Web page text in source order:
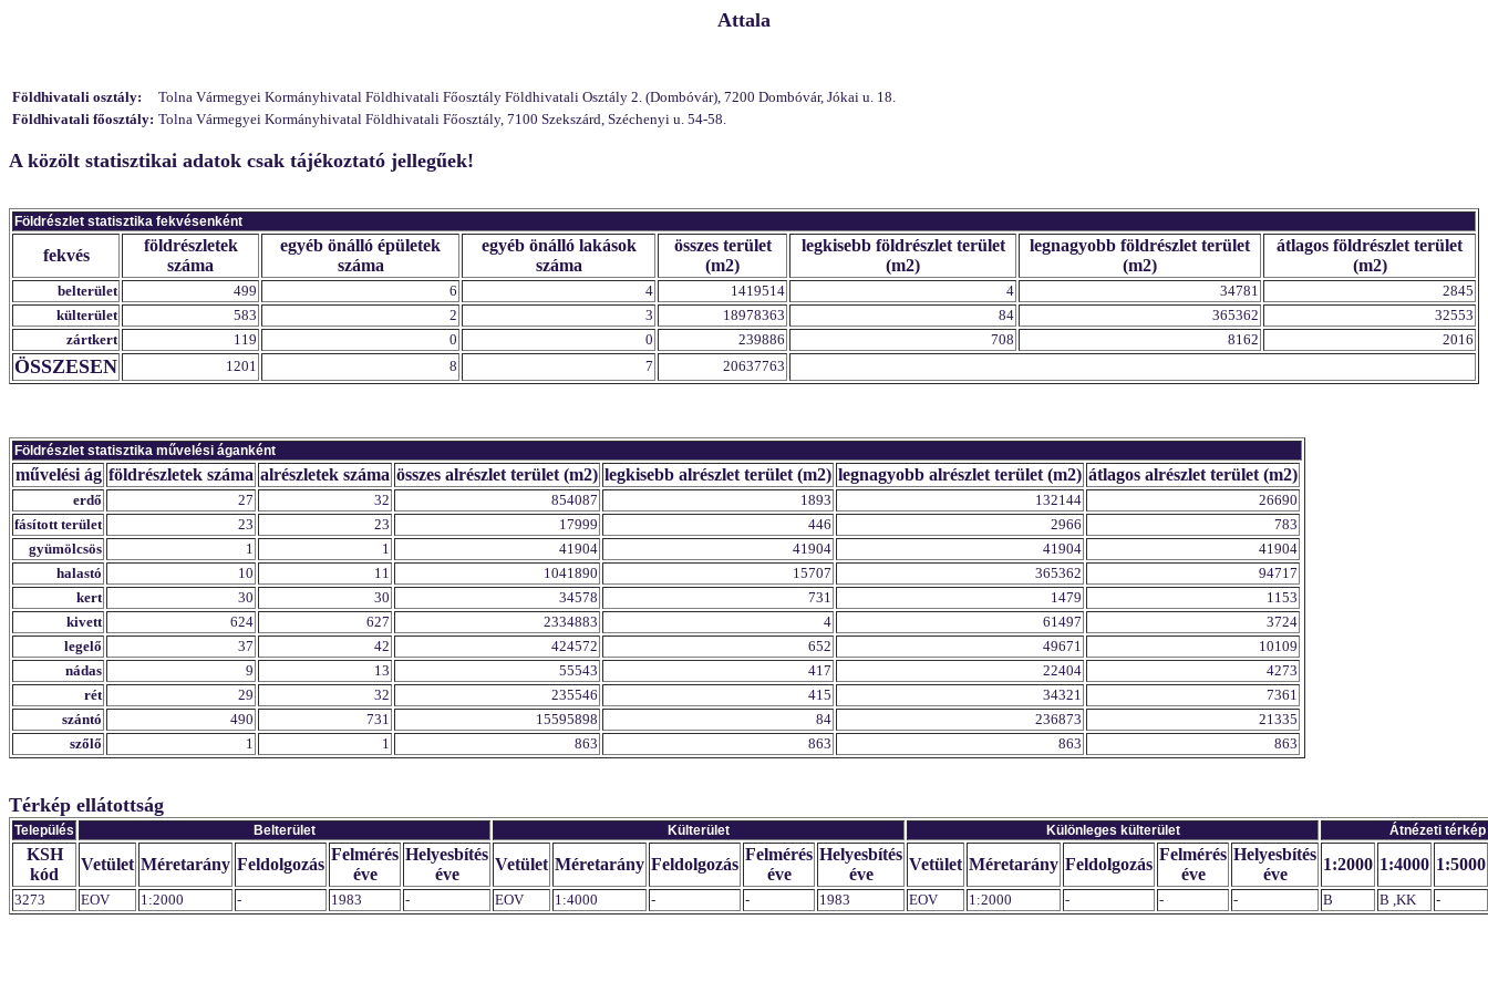
Attala
Földhivatali osztály:
Tolna Vármegyei Kormányhivatal Földhivatali Főosztály Földhivatali Osztály 2. (Dombóvár), 7200 Dombóvár, Jókai u. 18.
Földhivatali főosztály: Tolna Vármegyei Kormányhivatal Földhivatali Főosztály, 7100 Szekszárd, Széchenyi u. 54-58.
A közölt statisztikai adatok csak tájékoztató jellegűek!
Földrészlet statisztika fekvésenként
fekvés
földrészletek
száma
egyéb önálló épületek
száma
egyéb önálló lakások
száma
összes terület
(m2)
legkisebb földrészlet terület
(m2)
legnagyobb földrészlet terület
(m2)
átlagos földrészlet terület
(m2)
belterület 499 6 4 1419514 4 34781
2845
külterület
583 2 3 18978363 84 365362
32553
zártkert
119 0 0 239886 708 8162 2016
ÖSSZESEN 1201 8 7 20637763
Földrészlet statisztika művelési áganként
művelési ág földrészletek száma alrészletek száma összes alrészlet terület (m2) legkisebb alrészlet terület (m2) legnagyobb alrészlet terület (m2) átlagos alrészlet terület (m2)
erdő 27 32 854087 1893 132144
26690
fásított terület
23 23 17999 446 2966
783
gyümölcsös
1 1 41904 41904 41904
41904
halastó
10 11 1041890 15707 365362
94717
kert
30 30 34578 731 1479
1153
kivett
624 627 2334883 4 61497
3724
legelő
37 42 424572 652 49671
10109
nádas
9 13 55543 417 22404
4273
rét
29 32 235546 415 34321
7361
szántó
490 731 15595898 84 236873
21335
szőlő
1 1 863 863 863 863
Térkép ellátottság
Település Belterület Külterület Különleges külterület Átnézeti térkép
KSH
kód
Vetület Méretarány Feldolgozás
Felmérés
éve
Helyesbítés
éve
Vetület Méretarány Feldolgozás
Felmérés
éve
Helyesbítés
éve
Vetület Méretarány Feldolgozás
Felmérés
éve
Helyesbítés
éve
1:2000 1:4000 1:5000
3273 EOV 1:2000 - 1983 - EOV 1:4000 - - 1983 EOV 1:2000 - - - B B ,KK -